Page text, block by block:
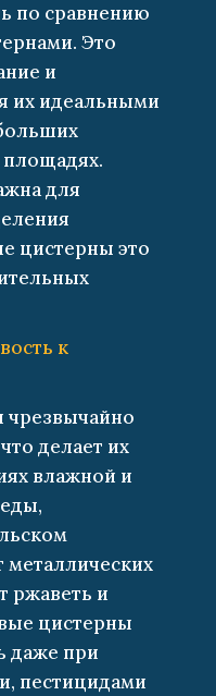
по сравнению
Это
и
их идеальными
площадях.
для
цистерны это
к
чрезвычайно
делает их
влажной и
металлических
ржаветь и
цистерны
даже при
пестицидами